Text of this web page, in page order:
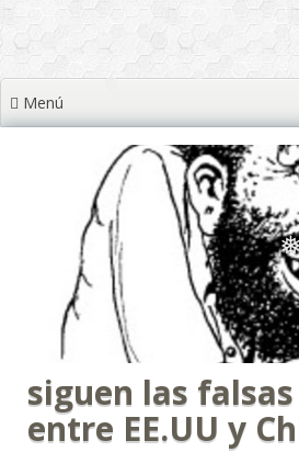
❅ ❅
❅
Menú
siguen las
entre EE.UU y